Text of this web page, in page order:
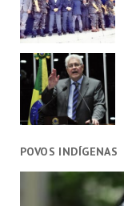
POVOS INDÍGENAS